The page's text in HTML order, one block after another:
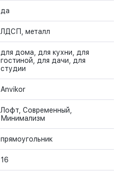
да
ЛДСП, металл
для дома, для кухни, для
гостиной, для дачи, для
студии
Anvikor
Лофт, Современный,
Минимализм
прямоугольник
16